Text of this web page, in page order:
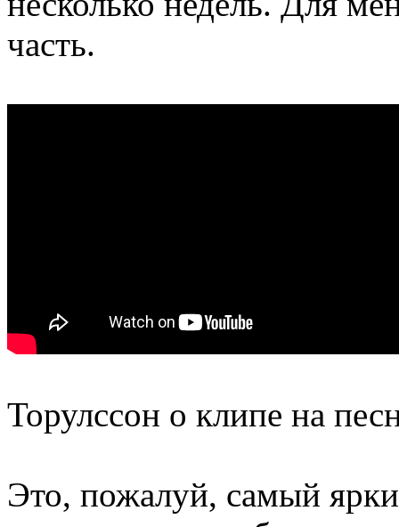
часть.
Торулссон о клипе на
Это, пожалуй, самый